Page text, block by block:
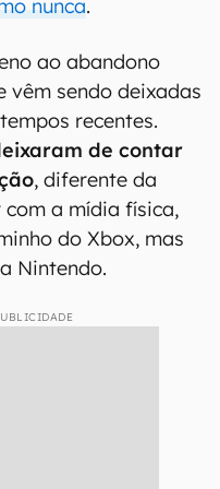
nunca.
ao abandono
vêm sendo deixadas
recentes.
de contar
, diferente da
a mídia física,
do Xbox, mas
Nintendo.